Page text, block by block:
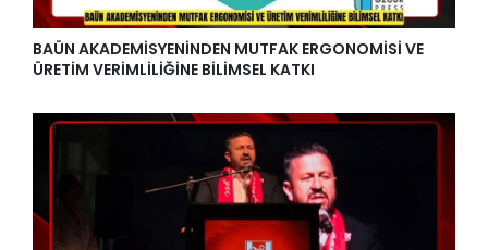
BAÜN AKADEMİSYENİNDEN MUTFAK ERGONOMİSİ VE
ÜRETİM VERİMLİLİĞİNE BİLİMSEL KATKI